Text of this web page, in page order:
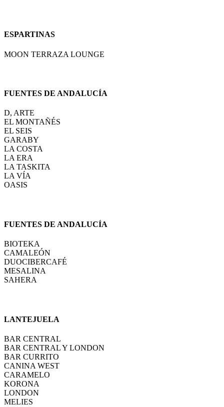
ESPARTINAS
MOON TERRAZA LOUNGE
FUENTES DE ANDALUCÍA
D, ARTE
EL MONTAÑÉS
EL SEIS
GARABY
LA COSTA
LA ERA
LA TASKITA
LA VÍA
OASIS
FUENTES DE ANDALUCÍA
BIOTEKA
CAMALEÓN
DUOCIBERCAFÉ
MESALINA
SAHERA
LANTEJUELA
BAR CENTRAL
BAR CENTRAL Y LONDON
BAR CURRITO
CANINA WEST
CARAMELO
KORONA
LONDON
MELIES